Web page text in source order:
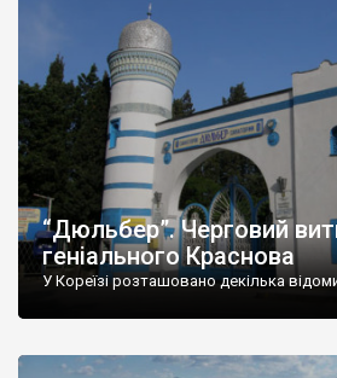
“Дюльбер”. Черговий
геніального Краснова
У Кореїзі розташовано декілька